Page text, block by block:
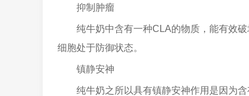
抑制肿瘤
纯牛奶中含有一种CLA的物质，能有效
细胞处于防御状态。
镇静安神
纯牛奶之所以具有镇静安神作用是因为